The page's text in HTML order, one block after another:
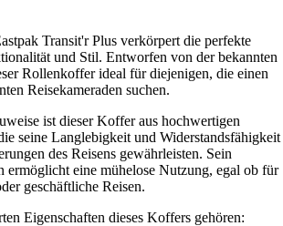
Transit'r Plus verkörpert die perfekte
und Stil. Entworfen von der bekannten
Rollenkoffer ideal für diejenigen, die einen
Reisekameraden suchen.
ist dieser Koffer aus hochwertigen
seine Langlebigkeit und Widerstandsfähigkeit
des Reisens gewährleisten. Sein
ermöglicht eine mühelose Nutzung, egal ob für
geschäftliche Reisen.
Eigenschaften dieses Koffers gehören: